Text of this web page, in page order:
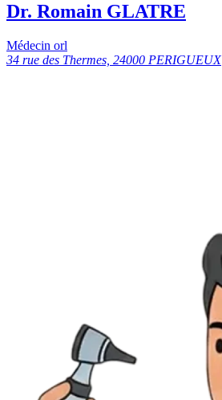
Dr. Romain GLATRE
Médecin orl
34 rue des Thermes, 24000 PERIGUEUX